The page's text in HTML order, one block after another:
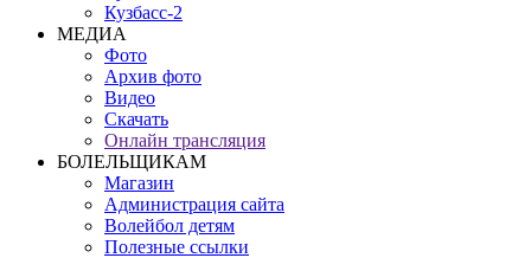
Кузбасс-2
МЕДИА
Фото
Архив фото
Видео
Скачать
Онлайн трансляция
БОЛЕЛЬЩИКАМ
Магазин
Администрация сайта
Волейбол детям
Полезные ссылки